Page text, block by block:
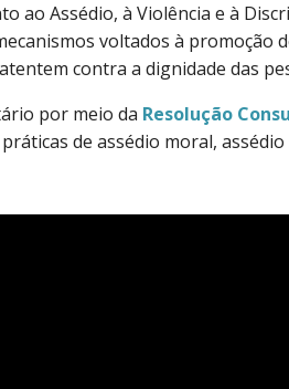
ao Assédio, à Violência e à
voltados à promoção
contra a dignidade das
por meio da Resolução
de assédio moral,